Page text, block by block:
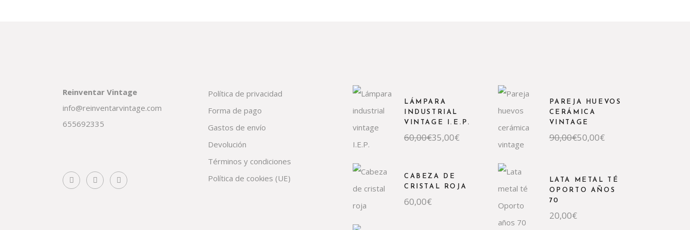
Reinventar Vintage
info@reinventarvintage.com
655692335
Política de privacidad
Forma de pago
Gastos de envío
Devolución
Términos y condiciones
Política de cookies (UE)
LÁMPARA
INDUSTRIAL
VINTAGE I.E.P.
60,00€
El
precio
60,00€.
35,00€
El
precio
35,00€.
CABEZA DE
CRISTAL ROJA
60,00€
PAREJA HUEVOS
CERÁMICA
VINTAGE
90,00€
El
precio
50,00€
El
precio
LATA METAL TÉ
OPORTO AÑOS
70
20,00€